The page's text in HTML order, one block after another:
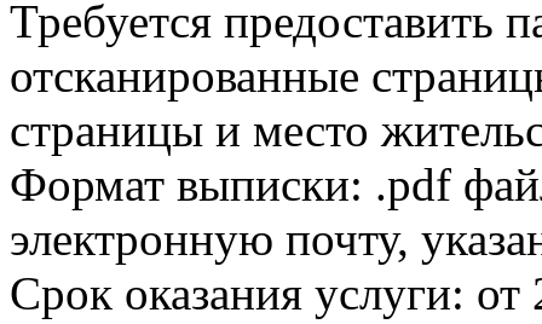
Требуется предоставить
отсканированные
страницы и место
Формат выписки: .pdf
электронную почту,
Срок оказания услуги: от